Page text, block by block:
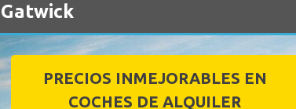
Gatwick
PRECIOS INMEJORABLES EN
COCHES DE ALQUILER